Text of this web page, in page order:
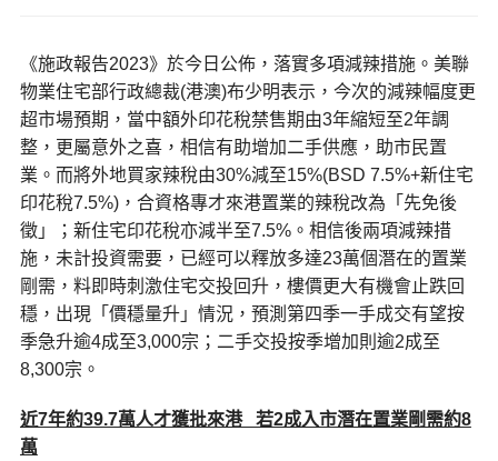
《施政報告2023》於今日公佈，落實多項減辣措施。美聯
物業住宅部行政總裁(港澳)布少明表示，今次的減辣幅度更
超市場預期，當中額外印花稅禁售期由3年縮短至2年調
整，更屬意外之喜，相信有助增加二手供應，助市民置
業。而將外地買家辣稅由30%減至15%(BSD 7.5%+新住宅
印花稅7.5%)，合資格專才來港置業的辣稅改為「先免後
徵」；新住宅印花稅亦減半至7.5%。相信後兩項減辣措
施，未計投資需要，已經可以釋放多達23萬個潛在的置業
剛需，料即時刺激住宅交投回升，樓價更大有機會止跌回
穩，出現「價穩量升」情況，預測第四季一手成交有望按
季急升逾4成至3,000宗；二手交投按季增加則逾2成至
8,300宗。
近7年約39.7萬人才獲批來港 若2成入市潛在置業剛需約8
萬